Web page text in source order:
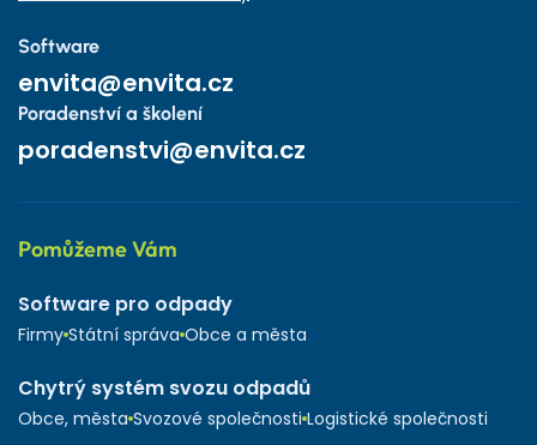
Software
envita@envita.cz
Poradenství a školení
poradenstvi@envita.cz
Pomůžeme Vám
Software pro odpady
Firmy Státní správa Obce a města
Chytrý systém svozu odpadů
Obce, města Svozové společnosti Logistické společnosti